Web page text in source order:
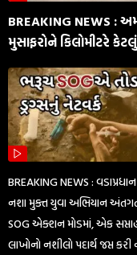
BREAKING NEWS :
મુસાફરોને કિલોમીટરે
BREAKING NEWS : વડાપ્રધાન
નશા મુક્ત યુવા અભિયાન
SOG એક્શન મોડમાં, એક
લાખોનો નશીલો પદાર્થ જપ્ત કરી